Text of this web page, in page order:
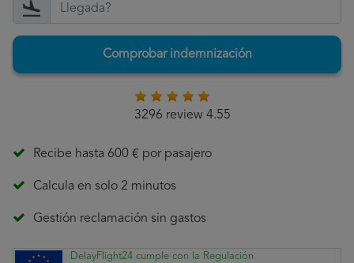
Comprobar indemnización
3296 review 4.55
Recibe hasta 600 € por pasajero
Calcula en solo 2 minutos
Gestión reclamación sin gastos
DelayFlight24 cumple con la Regulación